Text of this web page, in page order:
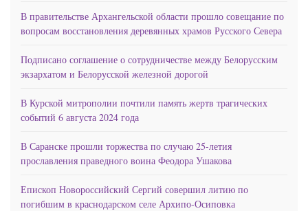
В правительстве Архангельской области прошло совещание по
вопросам восстановления деревянных храмов Русского Севера
Подписано соглашение о сотрудничестве между Белорусским
экзархатом и Белорусской железной дорогой
В Курской митрополии почтили память жертв трагических
событий 6 августа 2024 года
В Саранске прошли торжества по случаю 25-летия
прославления праведного воина Феодора Ушакова
Епископ Новороссийский Сергий совершил литию по
погибшим в краснодарском селе Архипо-Осиповка